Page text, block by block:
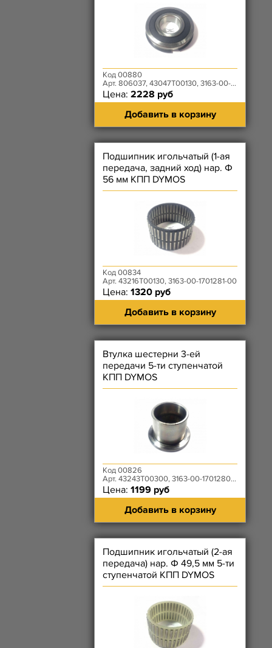
Код 00880
Арт. 806037, 43047T00130, 3163-00-1701032-00
Цена: 2228 руб
Добавить в корзину
Подшипник игольчатый (1-ая
передача, задний ход) нар. Ф
56 мм КПП DYMOS
Код 00834
Арт. 43216T00130, 3163-00-1701281-00
Цена: 1320 руб
Добавить в корзину
Втулка шестерни 3-ей
передачи 5-ти ступенчатой
КПП DYMOS
Код 00826
Арт. 43243T00300, 3163-00-1701280-00
Цена: 1199 руб
Добавить в корзину
Подшипник игольчатый (2-ая
передача) нар. Ф 49,5 мм 5-ти
ступенчатой КПП DYMOS